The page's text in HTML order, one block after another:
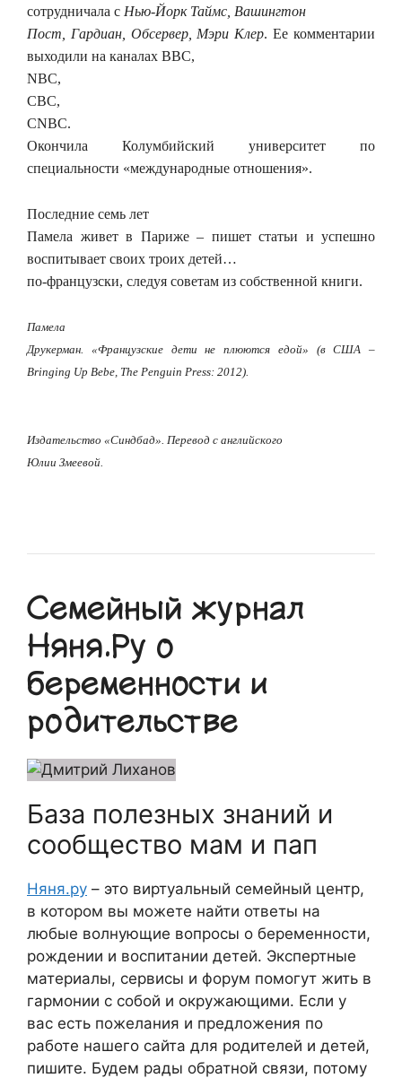
сотрудничала с Нью-Йорк Таймс, Вашингтон
Пост, Гардиан, Обсервер, Мэри Клер. Ее комментарии
выходили на каналах ВВС,
NBC,
CBC,
CNBC.
Окончила Колумбийский университет по
специальности «международные отношения».
Последние семь лет
Памела живет в Париже – пишет статьи и успешно
воспитывает своих троих детей…
по-французски, следуя советам из собственной книги.
Памела
Друкерман. «Французские дети не плюются едой» (в США –
Bringing Up Bebe, The Penguin Press: 2012).
Издательство «Синдбад». Перевод с английского
Юлии Змеевой.
Семейный журнал
Няня.Ру о
беременности и
родительстве
База полезных знаний и
сообщество мам и пап
Няня.ру – это виртуальный семейный центр,
в котором вы можете найти ответы на
любые волнующие вопросы о беременности,
рождении и воспитании детей. Экспертные
материалы, сервисы и форум помогут жить в
гармонии с собой и окружающими. Если у
вас есть пожелания и предложения по
работе нашего сайта для родителей и детей,
пишите. Будем рады обратной связи, потому